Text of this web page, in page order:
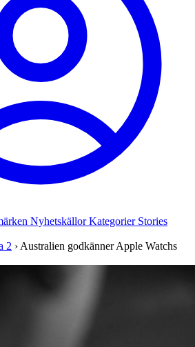
NyhetskällorKategorier Stories
2 › Australien godkänner Apple Watchs